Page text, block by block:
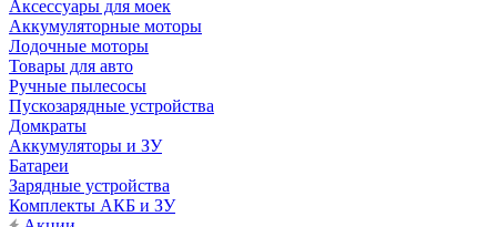
Аксессуары для моек
Аккумуляторные моторы
Лодочные моторы
Товары для авто
Ручные пылесосы
Пускозарядные устройства
Домкраты
Аккумуляторы и ЗУ
Батареи
Зарядные устройства
Комплекты АКБ и ЗУ